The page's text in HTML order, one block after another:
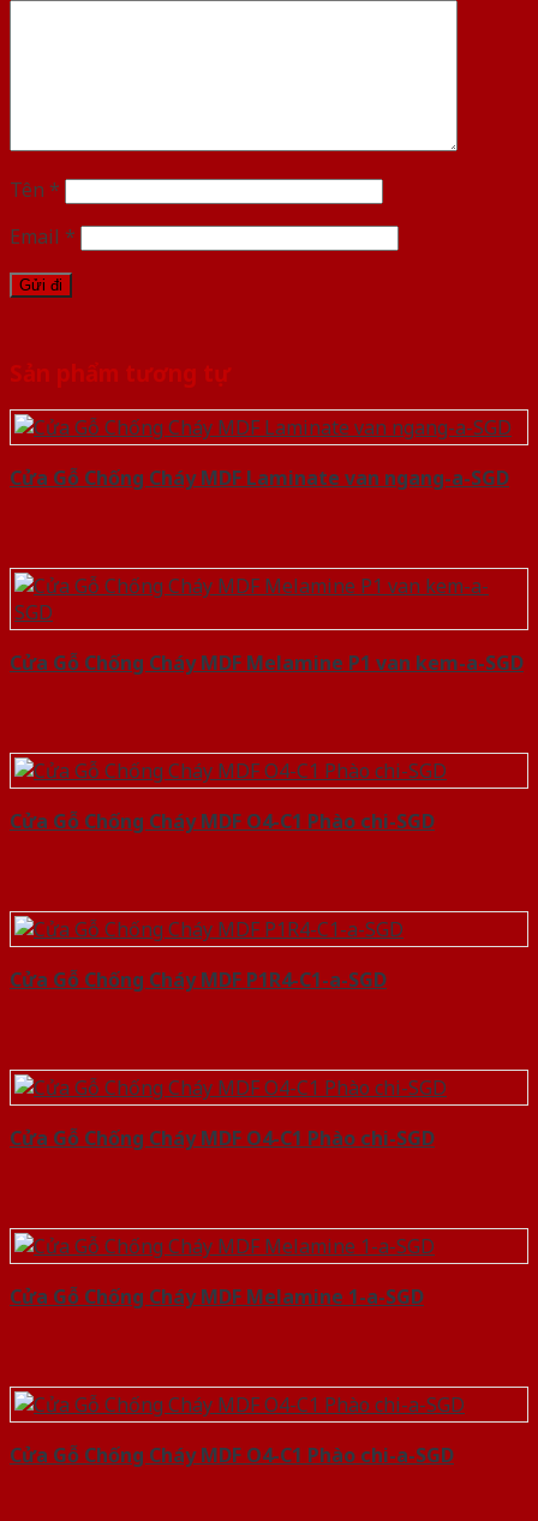
Tên *
Email *
Sản phẩm tương tự
Cửa Gỗ Chống Cháy MDF Laminate van ngang-a-SGD
Cửa Gỗ Chống Cháy MDF Melamine P1 van kem-a-SGD
Cửa Gỗ Chống Cháy MDF O4-C1 Phào chi-SGD
Cửa Gỗ Chống Cháy MDF P1R4-C1-a-SGD
Cửa Gỗ Chống Cháy MDF O4-C1 Phào chi-SGD
Cửa Gỗ Chống Cháy MDF Melamine 1-a-SGD
Cửa Gỗ Chống Cháy MDF O4-C1 Phào chi-a-SGD